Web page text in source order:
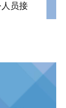
员接